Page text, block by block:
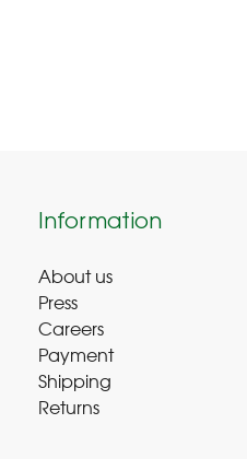
Information
About us
Press
Careers
Payment
Shipping
Returns